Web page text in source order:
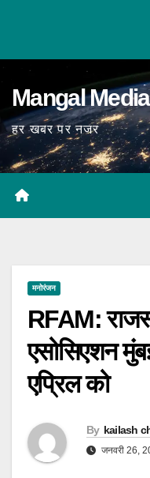
Mangal
हर खबर पर नजर
मनोरंजन
RFAM:
एसोसिएशन
एप्रिल को
By kailash
जनवरी 26,